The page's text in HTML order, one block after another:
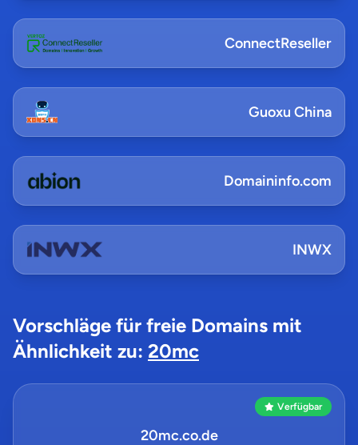
ConnectReseller
Guoxu China
Domaininfo.com
INWX
Vorschläge für freie Domains mit
Ähnlichkeit zu: 20mc
Verfügbar
20mc.co.de